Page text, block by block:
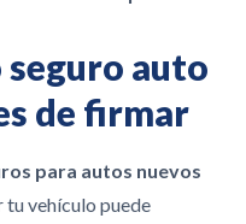
seguro auto
de firmar
para autos nuevos
tu vehículo puede